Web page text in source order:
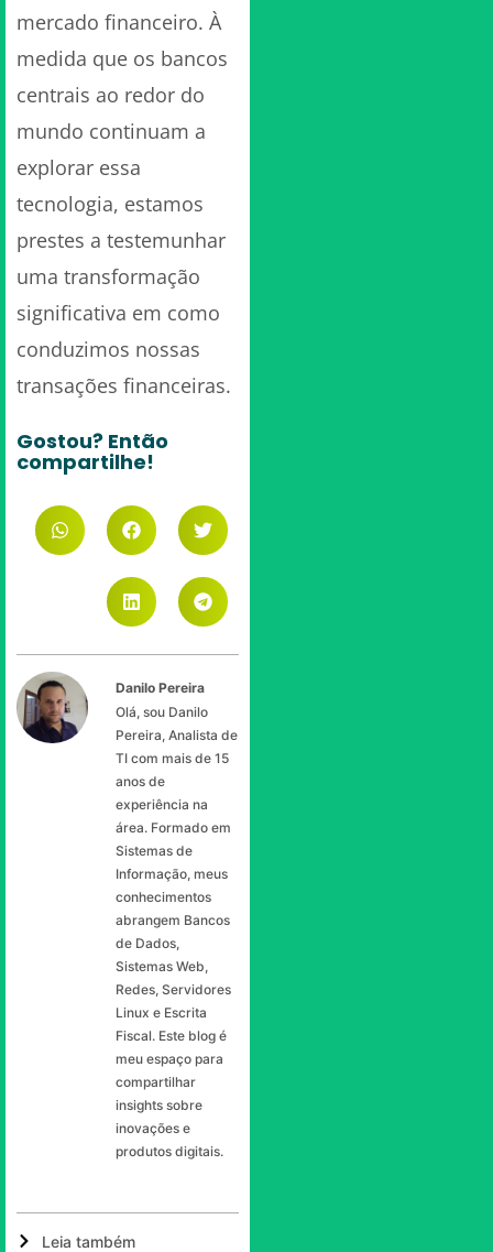
mercado financeiro. À
medida que os bancos
centrais ao redor do
mundo continuam a
explorar essa
tecnologia, estamos
prestes a testemunhar
uma transformação
significativa em como
conduzimos nossas
transações financeiras.
Gostou? Então
compartilhe!
Danilo Pereira
Olá, sou Danilo
Pereira, Analista de
TI com mais de 15
anos de
experiência na
área. Formado em
Sistemas de
Informação, meus
conhecimentos
abrangem Bancos
de Dados,
Sistemas Web,
Redes, Servidores
Linux e Escrita
Fiscal. Este blog é
meu espaço para
compartilhar
insights sobre
inovações e
produtos digitais.
Leia também